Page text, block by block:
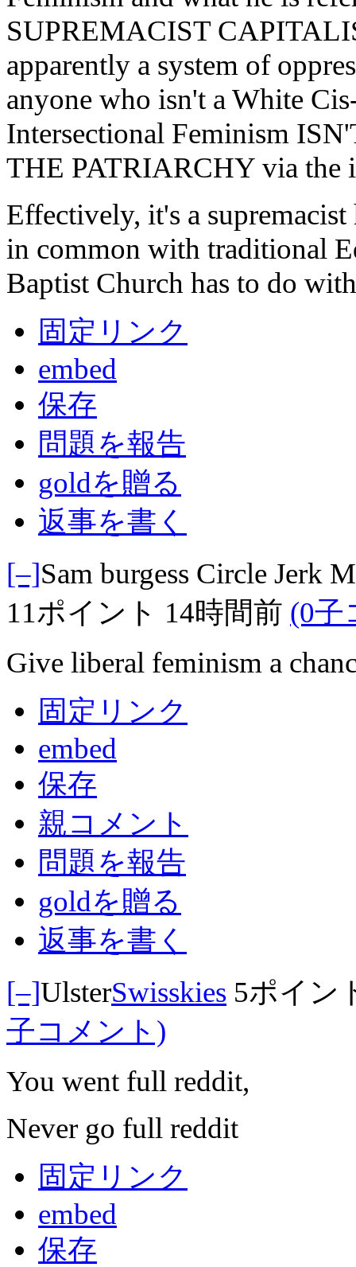
SUPREMACIST
apparently a system of
anyone who isn't a White
Intersectional Feminism
THE PATRIARCHY via the
Effectively, it's a supremacist
in common with traditional
Baptist Church has to do
固定リンク
embed
保存
問題を報告
goldを贈る
返事を書く
[–]Sam burgess Circle Jerk
11ポイント 14時間前 (0子
Give liberal feminism a
固定リンク
embed
保存
親コメント
問題を報告
goldを贈る
返事を書く
[–]UlsterSwisskies 5ポイン
子コメント)
You went full reddit,
Never go full reddit
固定リンク
embed
保存